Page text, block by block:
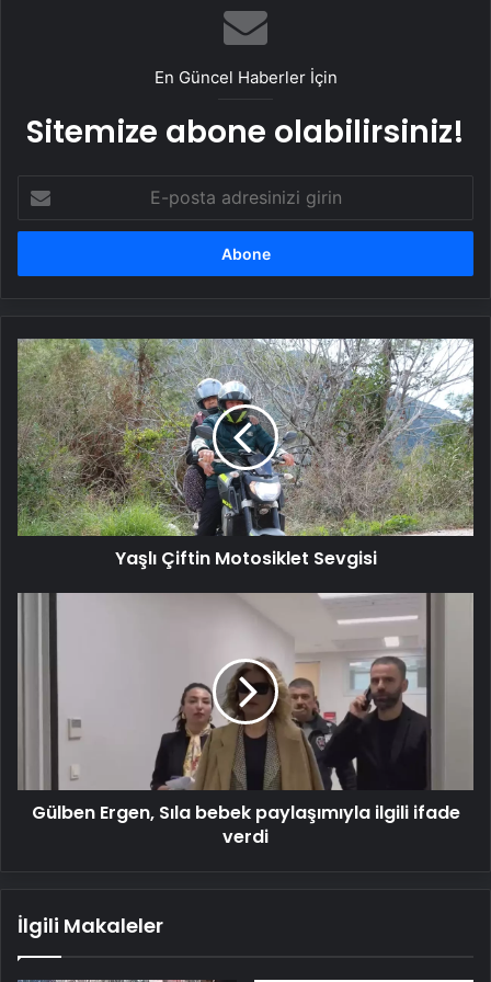
Datahost İle Güvenilir Sunucu Hizmetleri
En Güncel Haberler İçin
Sitemize abone olabilirsiniz!
posta
adresinizi
Yaşlı
Çiftin
Motosiklet
Sevgisi
Yaşlı Çiftin Motosiklet Sevgisi
bebek
Gülben Ergen, Sıla bebek paylaşımıyla ilgili ifade
verdi
İlgili Makaleler